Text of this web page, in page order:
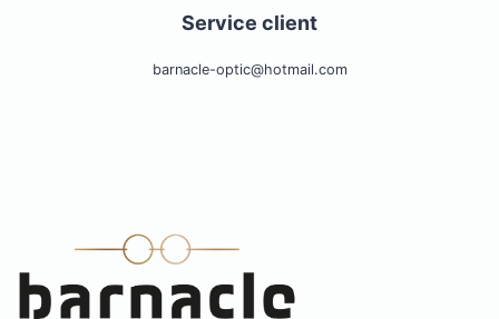
Service client
barnacle-optic@hotmail.com